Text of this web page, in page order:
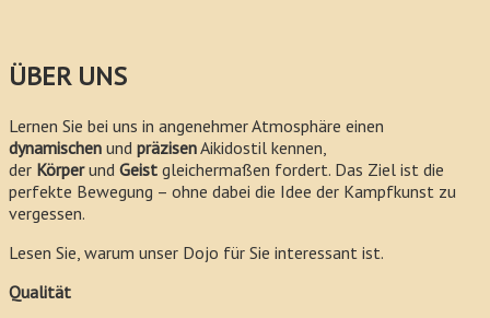
ÜBER UNS
Lernen Sie bei uns in angenehmer Atmosphäre einen
dynamischen und präzisenAikidostil kennen,
der Körperund Geist gleichermaßen fordert. Das Ziel ist die
perfekte Bewegung – ohne dabei die Idee der Kampfkunst zu
vergessen.
Lesen Sie, warum unser Dojo für Sie interessant ist.
Qualität